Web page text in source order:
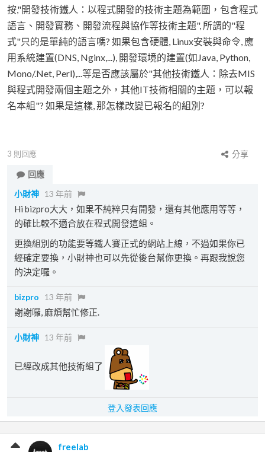
按,"開發技術鐵人：以程式開發的技術主題為範圍，包含程式
語言、開發實務、開發流程與協作等技術主題", 所謂的"程
式"只的是單純的語言嗎? 如果包含硬體, Linux安裝與命令, 應
用系統建置(DNS, Nginx,...), 開發環境的建置(如Java, Python,
Mono/.Net, Perl),...等是否應該屬於"其他技術鐵人：除去MIS
與程式開發兩個主題之外，其他IT技術相關的主題，可以報
名本組"? 如果是這樣, 那怎樣改變已報名的組別?
3 則回應
分享
回應
小財神 13 年前
Hi bizpro大大，如果不純粹只有開發，還有其他應用等等，
的確比較不適合放在程式開發這組。
更換組別的功能要等鐵人賽正式的網站上線，不過如果你已
經確定要換，小財神也可以先從後台幫你更換。再跟我說您
的決定囉。
bizpro 13 年前
謝謝囉, 麻煩幫忙修正.
小財神 13 年前
已經改成其他技術組了
登入發表回應
freelab